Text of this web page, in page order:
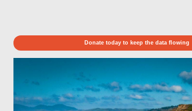
Donate today to keep the data flowing